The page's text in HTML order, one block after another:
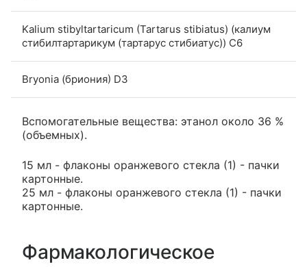
Kalium stibyltartaricum (Tartarus stibiatus) (калиум
стибилтартарикум (тартарус стибиатус)) C6
Bryonia (бриония) D3
Вспомогательные вещества: этанол около 36 %
(объемных).
15 мл - флаконы оранжевого стекла (1) - пачки
картонные.
25 мл - флаконы оранжевого стекла (1) - пачки
картонные.
Фармакологическое